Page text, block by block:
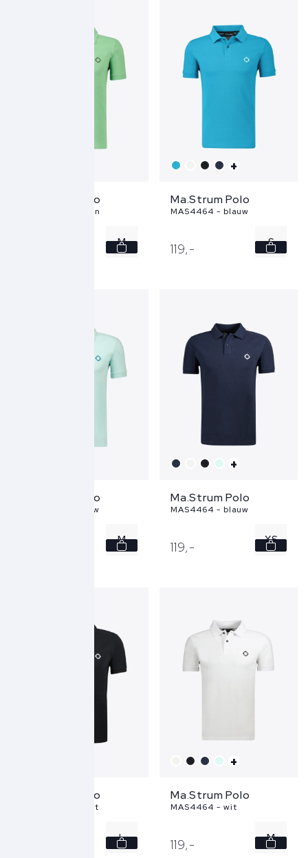
Ma.Strum Polo
MAS4464 - groen
M
+
Ma.Strum Polo
MAS4464 - blauw
119,- S
XXL
Ma.Strum Polo
MAS4464 - blauw
M
+
Ma.Strum Polo
MAS4464 - blauw
119,- XS
Ma.Strum Polo
MAS4464 - zwart
L
+
Ma.Strum Polo
MAS4464 - wit
119,- M